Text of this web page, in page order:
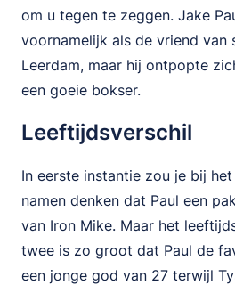
om u tegen te zeggen. Jake
voornamelijk als de vriend van
Leerdam, maar hij ontpopte
een goeie bokser.
Leeftijdsverschil
In eerste instantie zou je bij
namen denken dat Paul een
van Iron Mike. Maar het
twee is zo groot dat Paul de
een jonge god van 27 terwijl